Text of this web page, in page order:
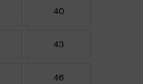
40
43
46